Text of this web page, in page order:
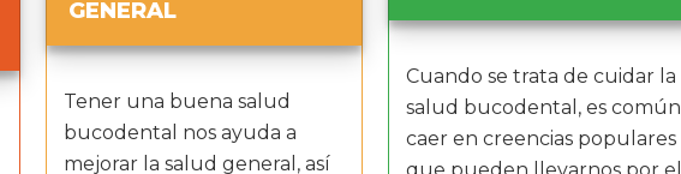
GENERAL
Tener una buena salud
bucodental nos ayuda a
mejorar la salud general, así
Cuando se trata de cuidar la
salud bucodental, es común
caer en creencias populares